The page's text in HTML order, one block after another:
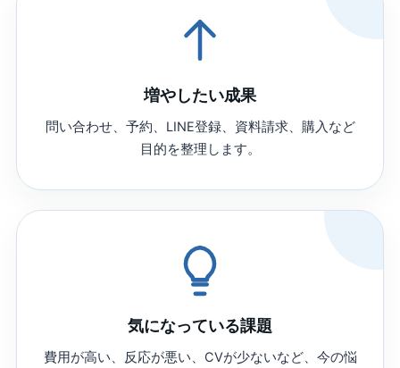
増やしたい成果
問い合わせ、予約、LINE登録、資料請求、購入など
目的を整理します。
気になっている課題
費用が高い、反応が悪い、CVが少ないなど、今の悩